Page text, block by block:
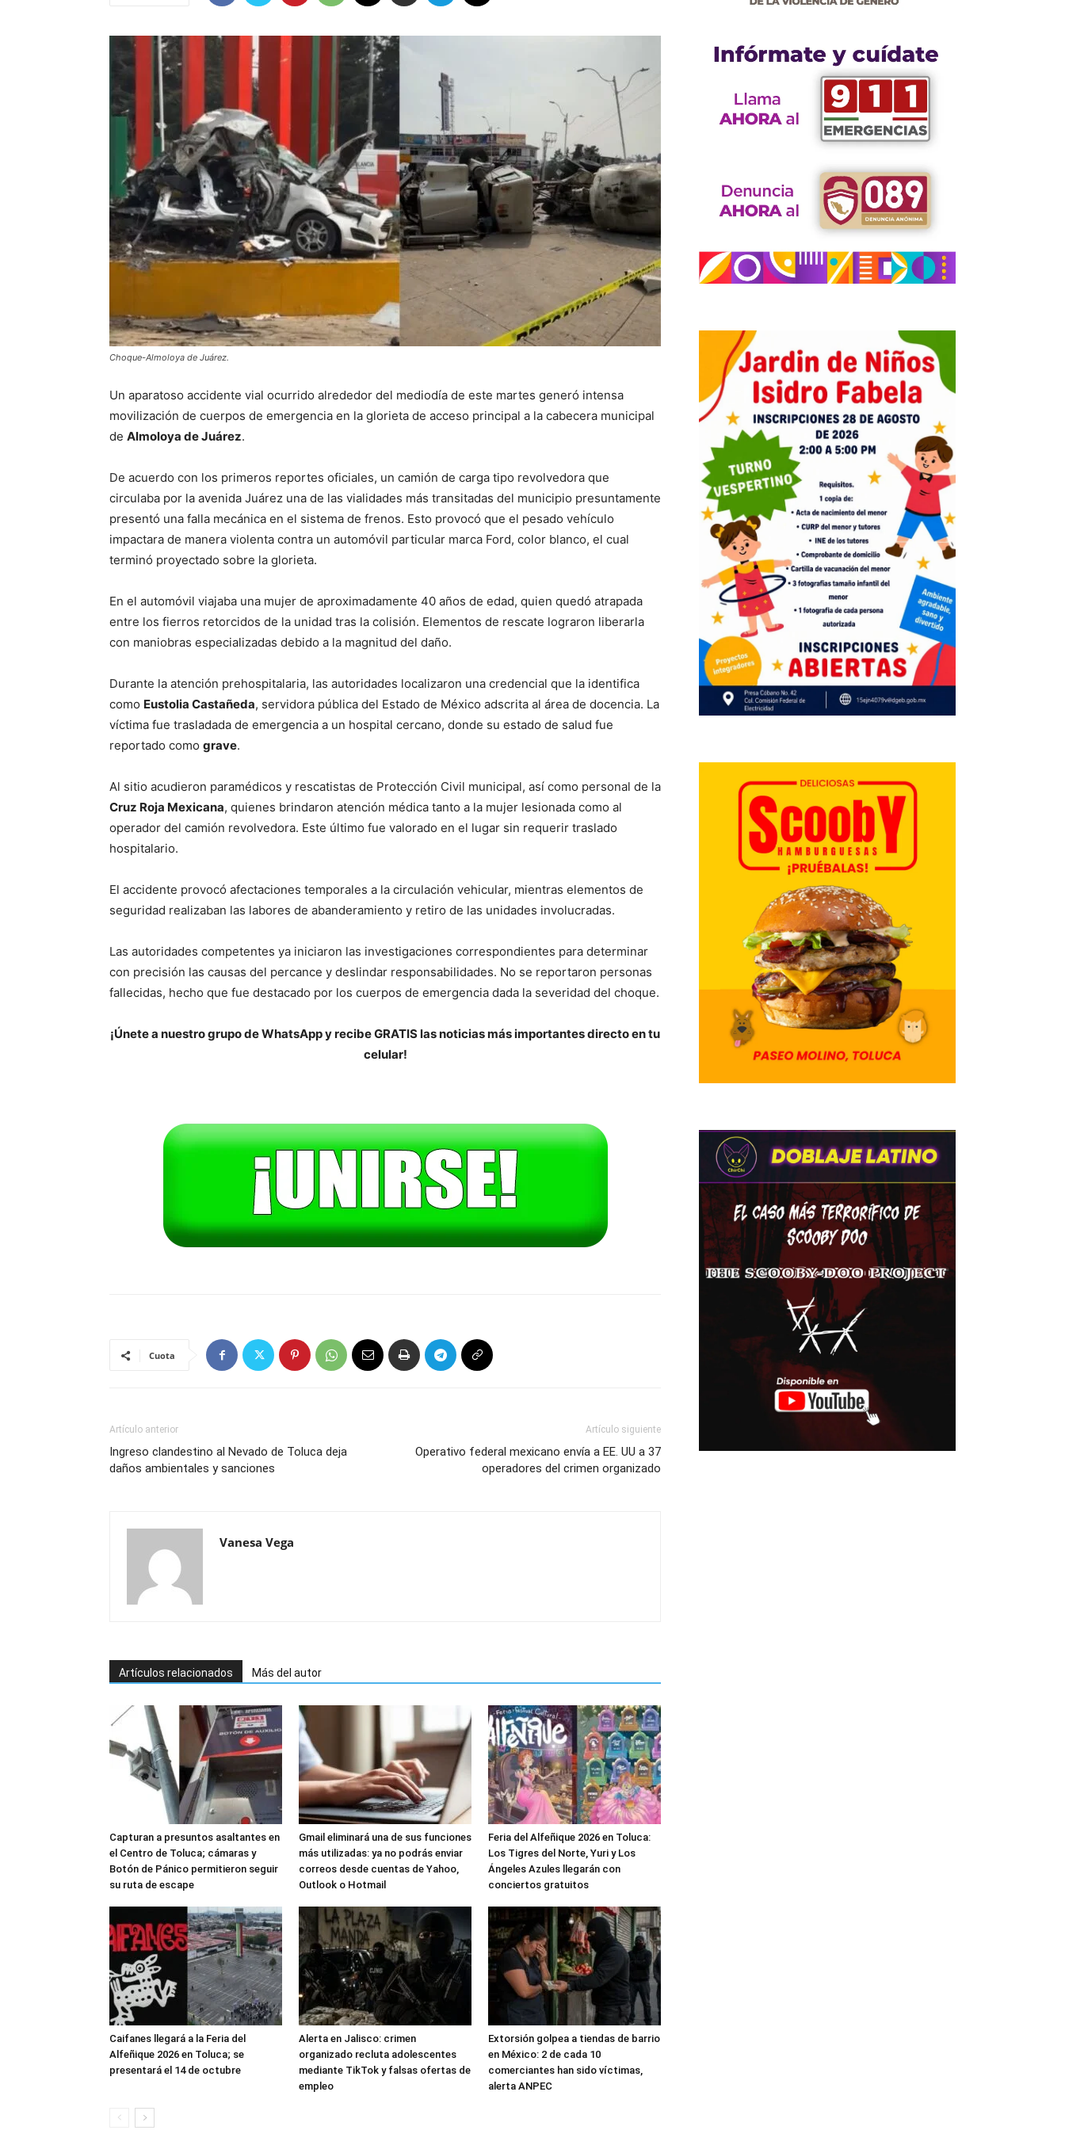
Choque-Almoloya de Juárez.
Un aparatoso accidente vial ocurrido alrededor del mediodía de este martes generó intensa
movilización de cuerpos de emergencia en la glorieta de acceso principal a la cabecera municipal
de Almoloya de Juárez.
De acuerdo con los primeros reportes oficiales, un camión de carga tipo revolvedora que
circulaba por la avenida Juárez una de las vialidades más transitadas del municipio presuntamente
presentó una falla mecánica en el sistema de frenos. Esto provocó que el pesado vehículo
impactara de manera violenta contra un automóvil particular marca Ford, color blanco, el cual
terminó proyectado sobre la glorieta.
En el automóvil viajaba una mujer de aproximadamente 40 años de edad, quien quedó atrapada
entre los fierros retorcidos de la unidad tras la colisión. Elementos de rescate lograron liberarla
con maniobras especializadas debido a la magnitud del daño.
Durante la atención prehospitalaria, las autoridades localizaron una credencial que la identifica
como Eustolia Castañeda, servidora pública del Estado de México adscrita al área de docencia. La
víctima fue trasladada de emergencia a un hospital cercano, donde su estado de salud fue
reportado como grave.
Al sitio acudieron paramédicos y rescatistas de Protección Civil municipal, así como personal de la
Cruz Roja Mexicana, quienes brindaron atención médica tanto a la mujer lesionada como al
operador del camión revolvedora. Este último fue valorado en el lugar sin requerir traslado
hospitalario.
El accidente provocó afectaciones temporales a la circulación vehicular, mientras elementos de
seguridad realizaban las labores de abanderamiento y retiro de las unidades involucradas.
Las autoridades competentes ya iniciaron las investigaciones correspondientes para determinar
con precisión las causas del percance y deslindar responsabilidades. No se reportaron personas
fallecidas, hecho que fue destacado por los cuerpos de emergencia dada la severidad del choque.
¡Únete a nuestro grupo de WhatsApp y recibe GRATIS las noticias más importantes directo en tu
celular!
Cuota
Artículo anterior
Ingreso clandestino al Nevado de Toluca deja
daños ambientales y sanciones
Artículo siguiente
Operativo federal mexicano envía a EE. UU a 37
operadores del crimen organizado
Vanesa Vega
Artículos relacionados Más del autor
Capturan a presuntos asaltantes en
el Centro de Toluca; cámaras y
Botón de Pánico permitieron seguir
su ruta de escape
Gmail eliminará una de sus funciones
más utilizadas: ya no podrás enviar
correos desde cuentas de Yahoo,
Outlook o Hotmail
Feria del Alfeñique 2026 en Toluca:
Los Tigres del Norte, Yuri y Los
Ángeles Azules llegarán con
conciertos gratuitos
Caifanes llegará a la Feria del
Alfeñique 2026 en Toluca; se
presentará el 14 de octubre
Alerta en Jalisco: crimen
organizado recluta adolescentes
mediante TikTok y falsas ofertas de
empleo
Extorsión golpea a tiendas de barrio
en México: 2 de cada 10
comerciantes han sido víctimas,
alerta ANPEC